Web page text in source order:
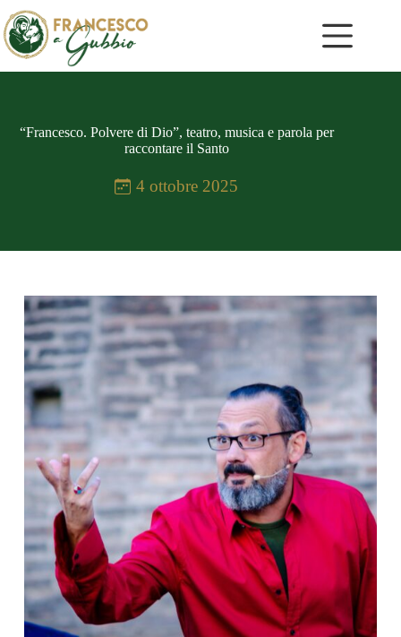
Salta
al
contenuto
“Francesco. Polvere di Dio”, teatro, musica e parola per
raccontare il Santo
4 ottobre 2025